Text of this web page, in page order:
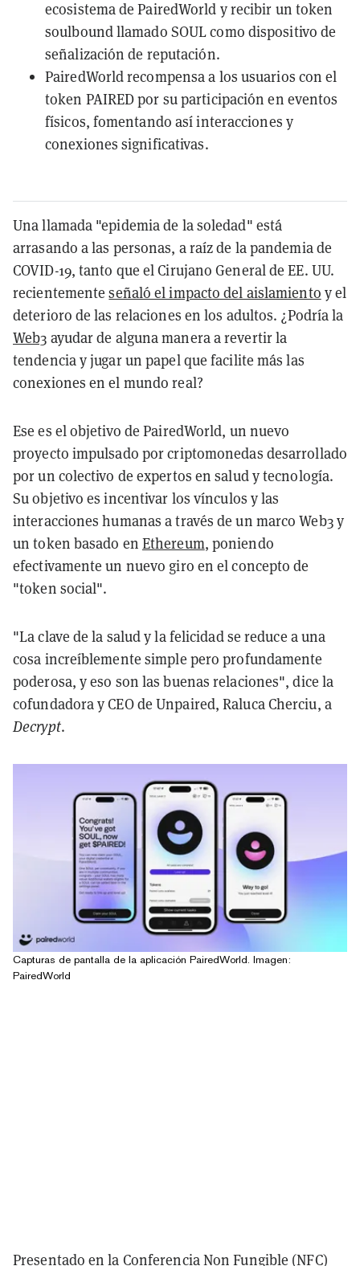
ecosistema de PairedWorld y recibir un token
soulbound llamado SOUL como dispositivo de
señalización de reputación.
PairedWorld recompensa a los usuarios con el
token PAIRED por su participación en eventos
físicos, fomentando así interacciones y
conexiones significativas.
Una llamada "epidemia de la soledad" está
arrasando a las personas, a raíz de la pandemia de
COVID-19, tanto que el Cirujano General de EE. UU.
recientementeseñaló el impacto del aislamiento y el
deterioro de las relaciones en los adultos. ¿Podría la
Web3 ayudar de alguna manera a revertir la
tendencia y jugar un papel que facilite más las
conexiones en el mundo real?
Ese es el objetivo de PairedWorld, un nuevo
proyecto impulsado por criptomonedas desarrollado
por un colectivo de expertos en salud y tecnología.
Su objetivo es incentivar los vínculos y las
interacciones humanas a través de un marco Web3 y
un token basado en Ethereum, poniendo
efectivamente un nuevo giro en el concepto de
"token social".
"La clave de la salud y la felicidad se reduce a una
cosa increíblemente simple pero profundamente
poderosa, y eso son las buenas relaciones", dice la
cofundadora y CEO de Unpaired, Raluca Cherciu, a
Decrypt.
Capturas de pantalla de la aplicación PairedWorld. Imagen:
PairedWorld
Presentado en la Conferencia Non Fungible (NFC)